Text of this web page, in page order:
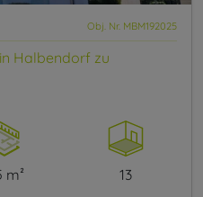
Obj. Nr. MBM192025
Halbendorf zu
m² 13